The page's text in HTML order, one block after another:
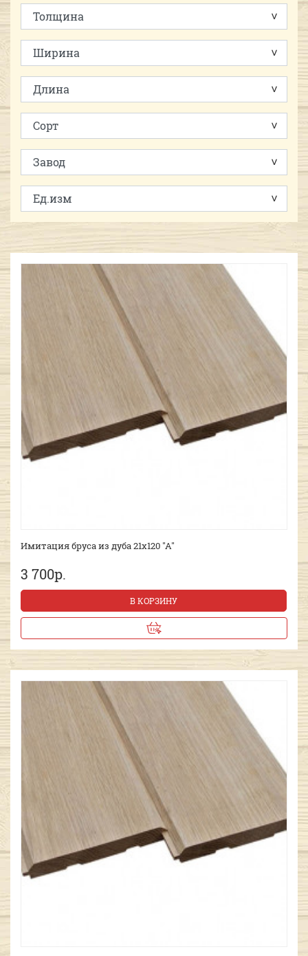
Имитация бруса из дуба 21х120 "А"
3 700р.
В КОРЗИНУ
00:23:99